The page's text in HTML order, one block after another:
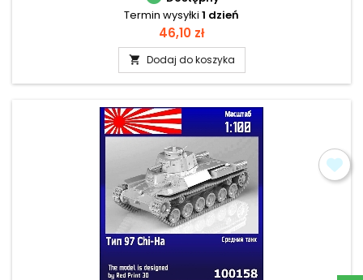
Termin wysyłki 1 dzień
Cena
46,10 zł
 Dodaj do koszyka